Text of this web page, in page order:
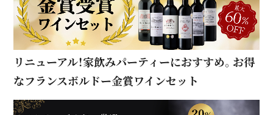
リニューアル！家飲みパーティーにおすすめ。お得
なフランスボルドー金賞ワインセット